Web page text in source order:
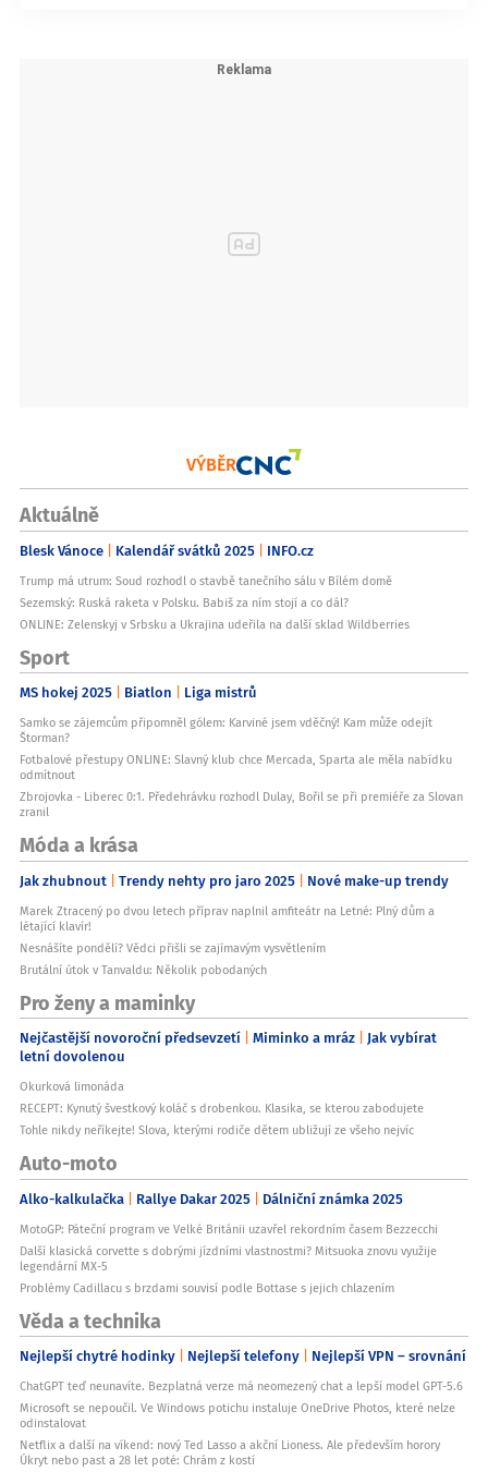
VÝBĚR
Aktuálně
Blesk Vánoce Kalendář svátků 2025 INFO.cz
Trump má utrum: Soud rozhodl o stavbě tanečního sálu v Bílém domě
Sezemský: Ruská raketa v Polsku. Babiš za ním stojí a co dál?
ONLINE: Zelenskyj v Srbsku a Ukrajina udeřila na další sklad Wildberries
Sport
MS hokej 2025 Biatlon Liga mistrů
Samko se zájemcům připomněl gólem: Karviné jsem vděčný! Kam může odejít
Štorman?
Fotbalové přestupy ONLINE: Slavný klub chce Mercada, Sparta ale měla nabídku
odmítnout
Zbrojovka - Liberec 0:1. Předehrávku rozhodl Dulay, Bořil se při premiéře za Slovan
zranil
Móda a krása
Jak zhubnout Trendy nehty pro jaro 2025 Nové make-up trendy
Marek Ztracený po dvou letech příprav naplnil amfiteátr na Letné: Plný dům a
létající klavír!
Nesnášíte pondělí? Vědci přišli se zajímavým vysvětlením
Brutální útok v Tanvaldu: Několik pobodaných
Pro ženy a maminky
Nejčastější novoroční předsevzetí Miminko a mráz Jak vybírat
letní dovolenou
Okurková limonáda
RECEPT: Kynutý švestkový koláč s drobenkou. Klasika, se kterou zabodujete
Tohle nikdy neříkejte! Slova, kterými rodiče dětem ubližují ze všeho nejvíc
Auto-moto
Alko-kalkulačka Rallye Dakar 2025 Dálniční známka 2025
MotoGP: Páteční program ve Velké Británii uzavřel rekordním časem Bezzecchi
Další klasická corvette s dobrými jízdními vlastnostmi? Mitsuoka znovu využije
legendární MX-5
Problémy Cadillacu s brzdami souvisí podle Bottase s jejich chlazením
Věda a technika
Nejlepší chytré hodinky Nejlepší telefony Nejlepší VPN – srovnání
ChatGPT teď neunavíte. Bezplatná verze má neomezený chat a lepší model GPT-5.6
Microsoft se nepoučil. Ve Windows potichu instaluje OneDrive Photos, které nelze
odinstalovat
Netflix a další na víkend: nový Ted Lasso a akční Lioness. Ale především horory
Úkryt nebo past a 28 let poté: Chrám z kostí